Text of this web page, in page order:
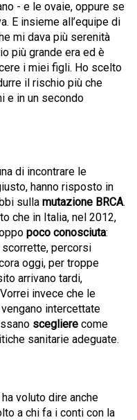
- e le ovaie, oppure se
E insieme all’equipe di
mi dava più serenità
più grande era ed è
i miei figli. Ho scelto
il rischio più che
e in un secondo
di incontrare le
hanno risposto in
sulla mutazione BRCA.
che in Italia, nel 2012,
poco conosciuta:
percorsi
oggi, per troppe
arrivano tardi,
invece che le
intercettate
scegliere come
sanitarie adeguate.
voluto dire anche
a chi fa i conti con la